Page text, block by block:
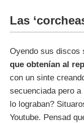
Las
Oyendo sus discos
que obtenían al
con un sinte
secuenciada pero
lo lograban?
Youtube. Pensad